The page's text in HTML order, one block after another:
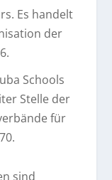
Es handelt
der
Schools
Stelle der
für
sind